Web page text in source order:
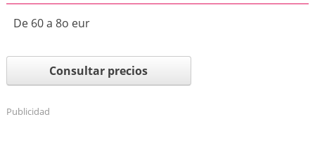
De 60 a 8o eur
Consultar precios
Publicidad